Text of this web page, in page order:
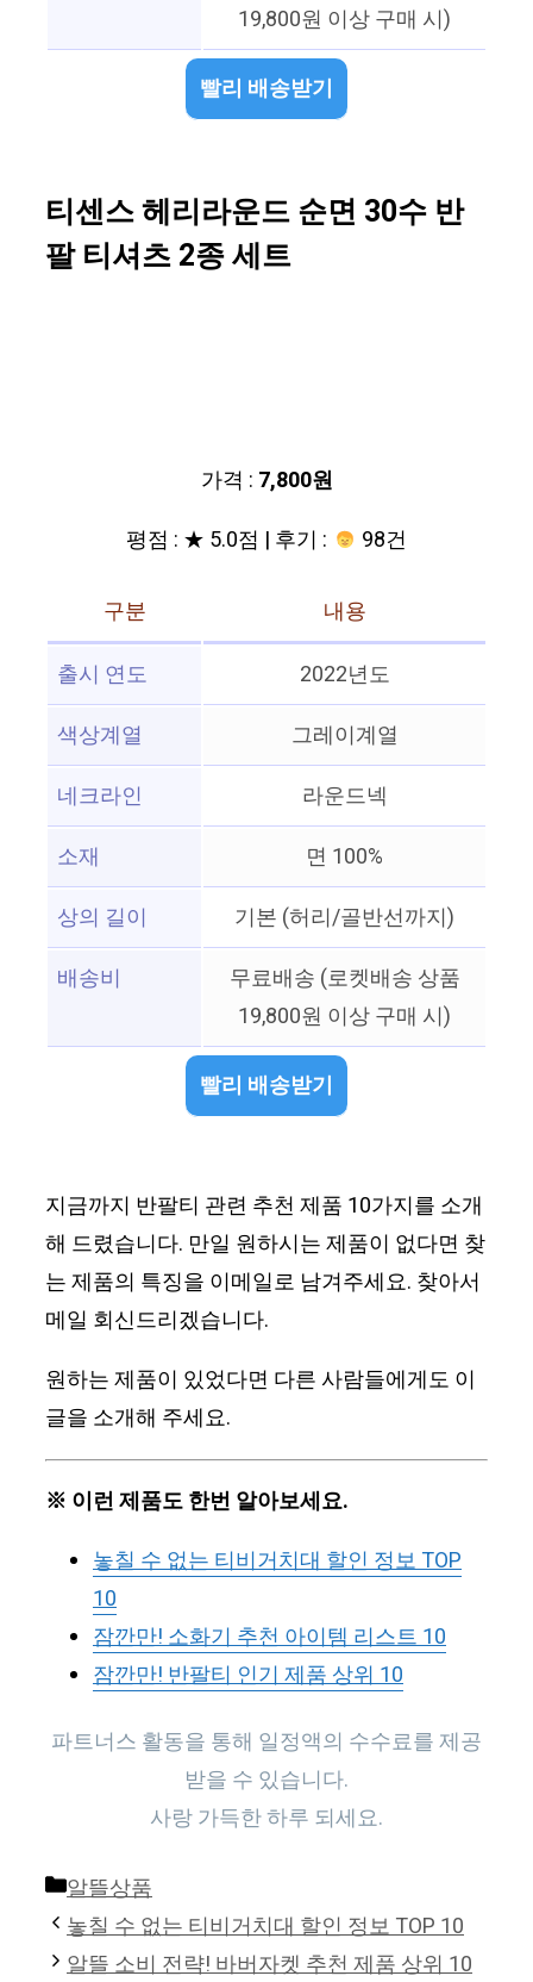
19,800원 이상 구매 시)
빨리 배송받기
티센스 헤리라운드 순면 30수 반
팔 티셔츠 2종 세트
가격 : 7,800원
평점 : ★ 5.0점 | 후기 :
98건
구분
내용
출시 연도
2022년도
색상계열
그레이계열
네크라인
라운드넥
소재
면 100%
상의 길이
기본 (허리/골반선까지)
배송비
무료배송 (로켓배송 상품
19,800원 이상 구매 시)
빨리 배송받기
지금까지 반팔티 관련 추천 제품 10가지를 소개
해 드렸습니다. 만일 원하시는 제품이 없다면 찾
는 제품의 특징을 이메일로 남겨주세요. 찾아서
메일 회신드리겠습니다.
원하는 제품이 있었다면 다른 사람들에게도 이
글을 소개해 주세요.
※ 이런 제품도 한번 알아보세요.
놓칠 수 없는 티비거치대 할인 정보 TOP
10
잠깐만! 소화기 추천 아이템 리스트 10
잠깐만! 반팔티 인기 제품 상위 10
파트너스 활동을 통해 일정액의 수수료를 제공
받을 수 있습니다.
사랑 가득한 하루 되세요.
Categories
알뜰상품
놓칠 수 없는 티비거치대 할인 정보 TOP 10
알뜰 소비 전략! 바버자켓 추천 제품 상위 10